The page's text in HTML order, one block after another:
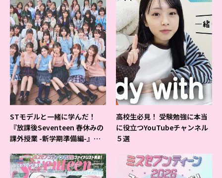
STモデルと一緒に学んだ！
『放課後Seventeen 春休みの
課外授業 -新学期準備編-』イ
高校生必見！ 受験勉強に本当
に役立つYouTubeチャンネル
５選